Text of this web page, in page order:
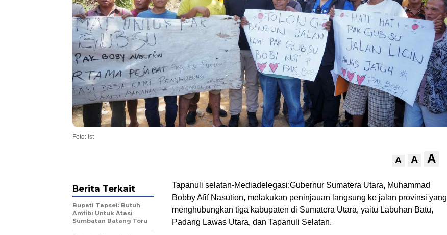
Foto: Ist
A A A
Tapanuli selatan-Mediadelegasi:Gubernur Sumatera Utara, Muhammad
Bobby Afif Nasution, melakukan peninjauan langsung ke jalan provinsi yang
menghubungkan tiga kabupaten di Sumatera Utara, yaitu Labuhan Batu,
Padang Lawas Utara, dan Tapanuli Selatan.
Berita Terkait
Bupati Tapsel: Butuh
Amfibi Untuk Atasi
Sumbatan Batang Toru